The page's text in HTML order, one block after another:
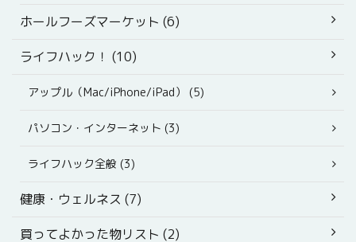
ホールフーズマーケット (6)
ライフハック！ (10)
アップル（Mac/iPhone/iPad） (5)
パソコン・インターネット (3)
ライフハック全般 (3)
健康・ウェルネス (7)
買ってよかった物リスト (2)